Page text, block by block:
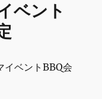
ベント
イベントBBQ会